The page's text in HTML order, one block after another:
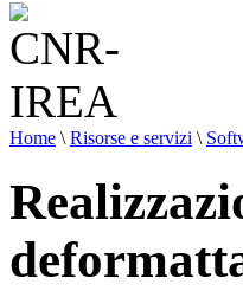
Home \ Risorse e servizi \